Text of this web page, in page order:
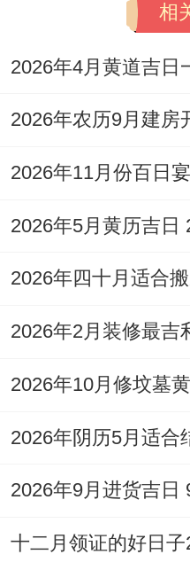
研究：青龙黄道当
宜主导事务！
3.11月7日
（星期日;农历九月
宜：求嗣、订婚、结
忌:祭祀、祈福、斋
吉时:上午3-5点（纳
（签约）
相关工作者！
拆开看:立冬节气交
相
2026年9月进货吉日
十二月领证的好日子